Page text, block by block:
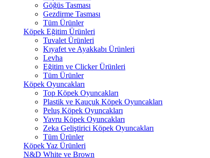
Göğüs Tasması
Gezdirme Tasması
Tüm Ürünler
Köpek Eğitim Ürünleri
Tuvalet Ürünleri
Kıyafet ve Ayakkabı Ürünleri
Levha
Eğitim ve Clicker Ürünleri
Tüm Ürünler
Köpek Oyuncakları
Top Köpek Oyuncakları
Plastik ve Kauçuk Köpek Oyuncakları
Peluş Köpek Oyuncakları
Yavru Köpek Oyuncakları
Zeka Geliştirici Köpek Oyuncakları
Tüm Ürünler
Köpek Yaz Ürünleri
N&D White ve Brown